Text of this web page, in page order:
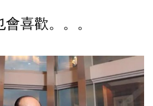
喜歡。。。